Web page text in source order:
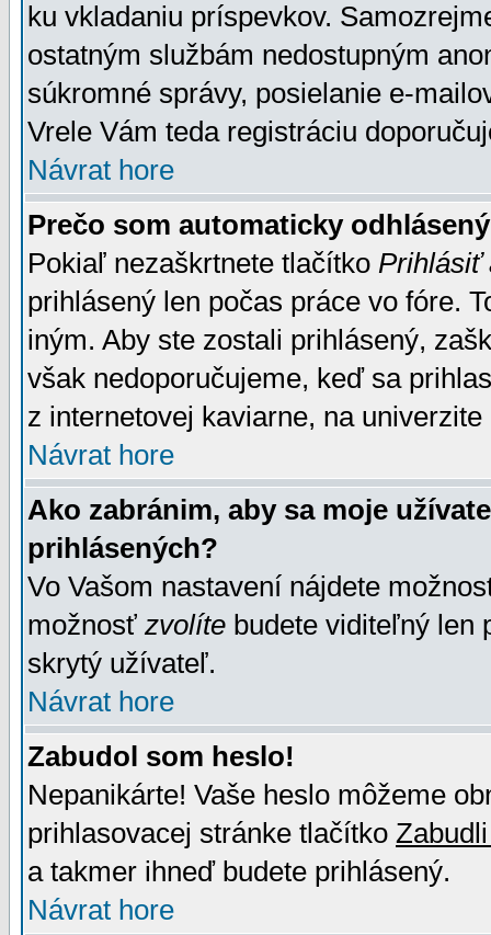
ku vkladaniu príspevkov.
ostatným službám nedostupným
súkromné správy, posielanie e-
Vrele Vám teda registráciu
Návrat hore
Prečo som automaticky
Pokiaľ nezaškrtnete tlačítko Prihlásiť
prihlásený len počas práce vo fóre.
iným. Aby ste zostali prihlásený,
však nedoporučujeme, keď sa
z internetovej kaviarne, na univerzite
Návrat hore
Ako zabránim, aby sa moje
prihlásených?
Vo Vašom nastavení nájdete
možnosť zvolíte budete viditeľný len
skrytý užívateľ.
Návrat hore
Zabudol som heslo!
Nepanikárte! Vaše heslo môžeme
prihlasovacej stránke tlačítko
a takmer ihneď budete prihlásený.
Návrat hore